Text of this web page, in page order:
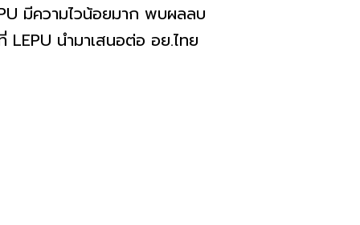
มีความไวน้อยมาก พบผลลบ
นำมาเสนอต่อ อย.ไทย